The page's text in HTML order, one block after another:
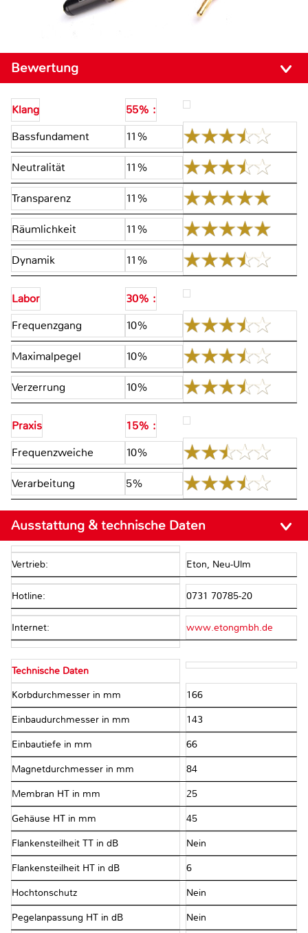
Bewertung
Klang
55% :
Bassfundament
11%
Neutralität 11%
Transparenz 11%
Räumlichkeit 11%
Dynamik 11%
Labor
30% :
Frequenzgang
10%
Maximalpegel 10%
Verzerrung 10%
Praxis
15% :
Frequenzweiche
10%
Verarbeitung 5%
Ausstattung & technische Daten
Vertrieb: Eton, Neu-Ulm
Hotline: 0731 70785-20
Internet: www.etongmbh.de
Technische Daten
Korbdurchmesser in mm 166
Einbaudurchmesser in mm 143
Einbautiefe in mm 66
Magnetdurchmesser in mm 84
Membran HT in mm 25
Gehäuse HT in mm 45
Flankensteilheit TT in dB Nein
Flankensteilheit HT in dB 6
Hochtonschutz Nein
Pegelanpassung HT in dB Nein